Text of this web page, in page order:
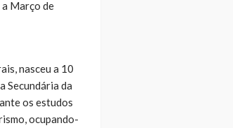
Março de
nasceu a 10
Secundária da
os estudos
ocupando-